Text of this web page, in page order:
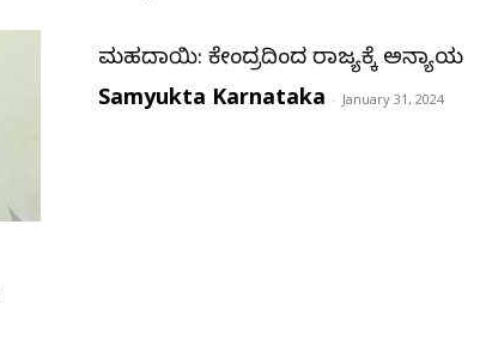
ಮಹದಾಯಿ: ಕೇಂದ್ರದಿಂದ ರಾಜ್ಯಕ್ಕೆ ಅನ್ಯಾಯ
Samyukta Karnataka - January 31, 2024